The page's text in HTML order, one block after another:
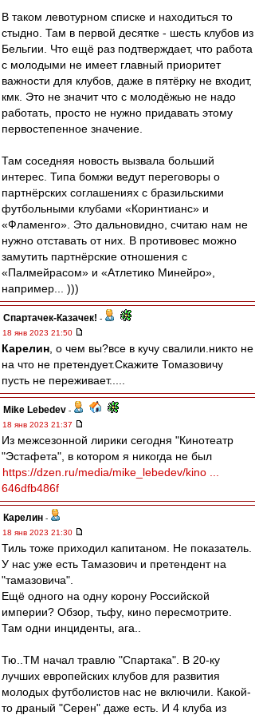
В таком левотурном списке и находиться то
стыдно. Там в первой десятке - шесть клубов из
Бельгии. Что ещё раз подтверждает, что работа
с молодыми не имеет главный приоритет
важности для клубов, даже в пятёрку не входит,
кмк. Это не значит что с молодёжью не надо
работать, просто не нужно придавать этому
первостепенное значение.
Там соседняя новость вызвала больший
интерес. Типа бомжи ведут переговоры о
партнёрских соглашениях с бразильскими
футбольными клубами «Коринтианс» и
«Фламенго». Это дальновидно, считаю нам не
нужно отставать от них. В противовес можно
замутить партнёрские отношения с
«Палмейрасом» и «Атлетико Минейро»,
например... )))
Спартачек-Казачек! -
18 янв 2023 21:50
Карелин , о чем вы?все в кучу свалили.никто не
на что не претендует.Скажите Томазовичу
пусть не переживает.....
Mike Lebedev -
18 янв 2023 21:37
Из межсезонной лирики сегодня "Кинотеатр
"Эстафета", в котором я никогда не был
https://dzen.ru/media/mike_lebedev/kino ...
646dfb486f
Карелин -
18 янв 2023 21:30
Тиль тоже приходил капитаном. Не показатель.
У нас уже есть Тамазович и претендент на
"тамазовича".
Ещё одного на одну корону Российской
империи? Обзор, тьфу, кино пересмотрите.
Там одни инциденты, ага..
Тю..ТМ начал травлю "Спартака". В 20-ку
лучших европейских клубов для развития
молодых футболистов нас не включили. Какой-
то драный "Серен" даже есть. И 4 клуба из